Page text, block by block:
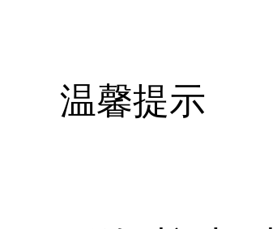
温馨提示